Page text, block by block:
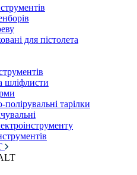
для пістолета
шліфлисти
тарілки